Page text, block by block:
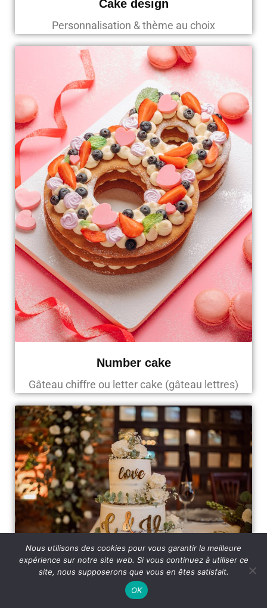
Cake design
Personnalisation & thème au choix
Number cake
Gâteau chiffre ou letter cake (gâteau lettres)
Wedding cake design
Nous utilisons des cookies pour vous garantir la meilleure
expérience sur notre site web. Si vous continuez à utiliser ce
site, nous supposerons que vous en êtes satisfait.
OK